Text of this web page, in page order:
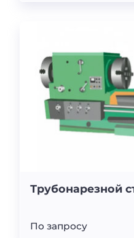
Трубонарезной
По запросу